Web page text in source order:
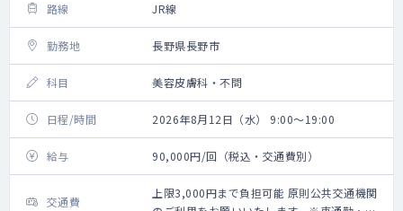
路線 JR線
勤務地 長野県長野市
科目 美容皮膚科・不問
日程/時間 2026年8月12日（水） 9:00～19:00
給与 90,000円/回（税込・交通費別）
交通費
上限3,000円まで負担可能 原則公共交通機関